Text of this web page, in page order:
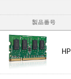
製品番号